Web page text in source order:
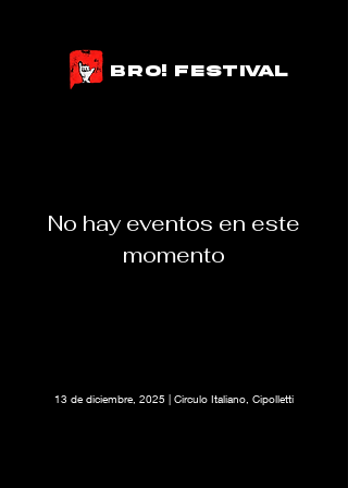
BRO! fESTIVAL
13 de diciembre, 2025 | Circulo Italiano, Cipolletti
No hay eventos en este
momento